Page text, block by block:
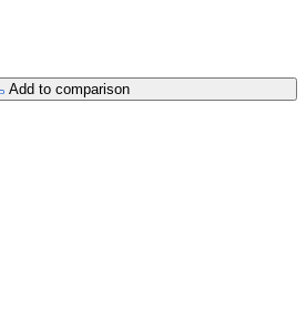
Add to comparison